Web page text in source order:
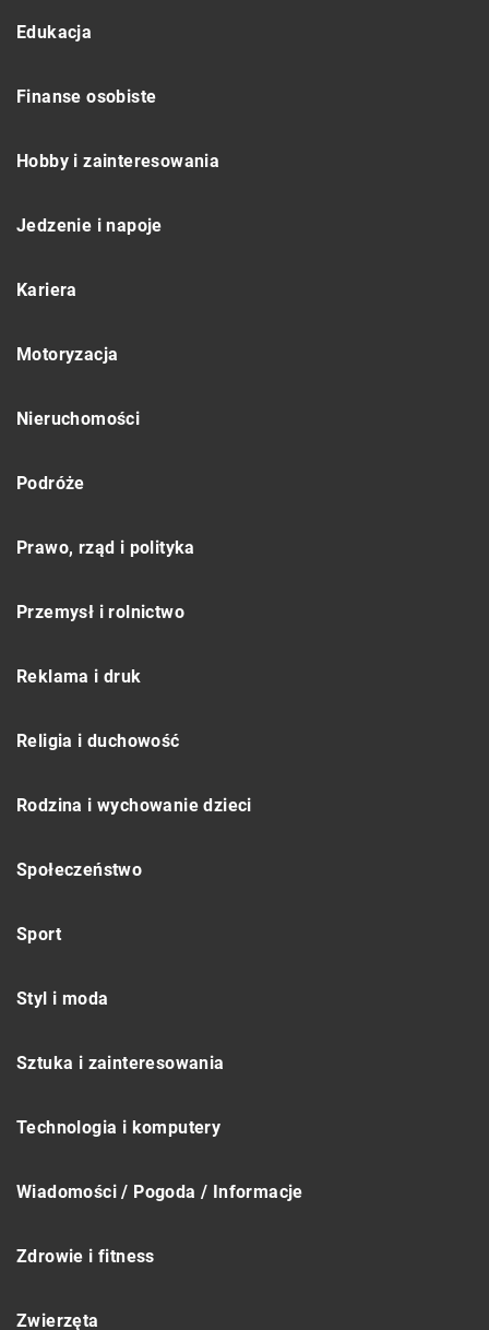
Edukacja
Finanse osobiste
Hobby i zainteresowania
Jedzenie i napoje
Kariera
Motoryzacja
Nieruchomości
Podróże
Prawo, rząd i polityka
Przemysł i rolnictwo
Reklama i druk
Religia i duchowość
Rodzina i wychowanie dzieci
Społeczeństwo
Sport
Styl i moda
Sztuka i zainteresowania
Technologia i komputery
Wiadomości / Pogoda / Informacje
Zdrowie i fitness
Zwierzęta